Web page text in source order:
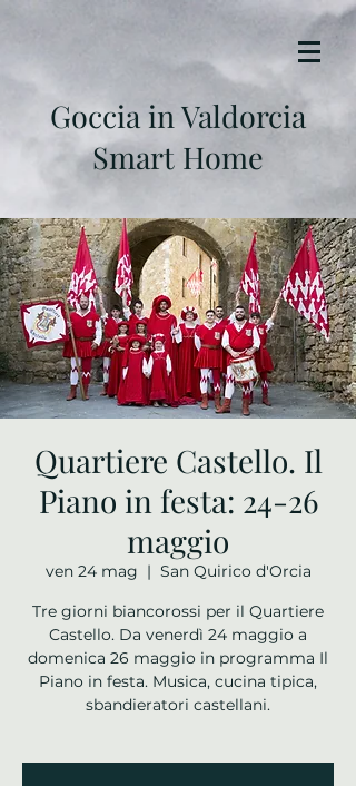
Goccia in Valdorcia
Smart Home
Quartiere Castello. Il
Piano in festa: 24-26
maggio
ven 24 mag
  |
San Quirico d'Orcia
Tre giorni biancorossi per il Quartiere
Castello. Da venerdì 24 maggio a
domenica 26 maggio in programma Il
Piano in festa. Musica, cucina tipica,
sbandieratori castellani.